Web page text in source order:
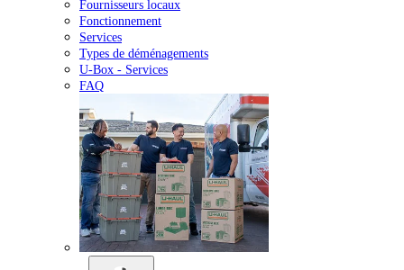
Fournisseurs locaux
Fonctionnement
Services
Types de déménagements
U-Box - Services
FAQ